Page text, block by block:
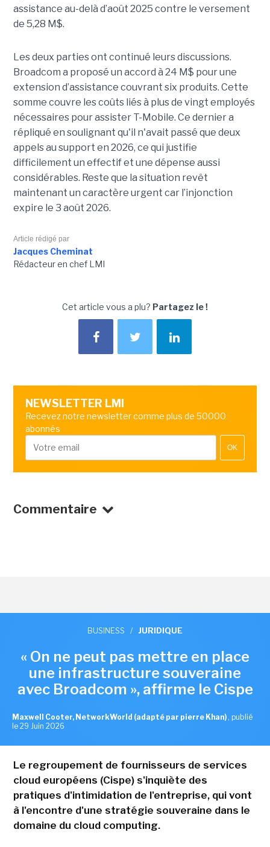
assistance au-delà d’août 2025 contre le versement
de 5,28 M$.
Les deux parties ont continué leurs discussions.
Broadcom a proposé un accord à 24 M$ pour une
extension d’assistance couvrant six produits. Cette
somme couvre les coûts liés à plus de vingt employés
nécessaires pour assister T-Mobile. Ce dernier a
répliqué en soulignant qu'il n'avait passé que deux
appels au support en 2026, ce qui justifie
difficilement un effectif et une dépense aussi
considérables. Reste que la situation revêt
maintenant un caractère urgent car l’injonction
expire le 3 août 2026.
Article rédigé par
Jacques Cheminat
Rédacteur en chef LMI
Cet article vous a plu? Partagez le !
NEWSLETTER LMI
Recevez notre newsletter comme plus de 50000
abonnés
OK
Commentaire
BUSINESS / JURIDIQUE
« On ne peut pas mettre en place
une infrastructure souveraine
avec Broadcom », affirme le Cispe
Maxwell Cooter, NetworkWorld (adapté par pierre Khan) , publié
le 29 Juin 2026
Le regroupement de fournisseurs de services
cloud européens (Cispe) s'inquiète des
pratiques d'intimidation de l'entreprise, qui vont
à l'encontre d'une stratégie souveraine dans le
domaine du cloud computing.